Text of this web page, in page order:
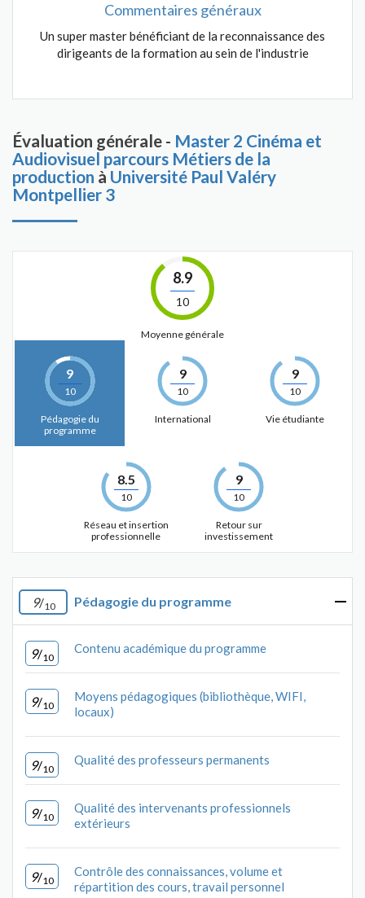
Commentaires généraux
Un super master bénéficiant de la reconnaissance des
dirigeants de la formation au sein de l'industrie
Évaluation générale - Master 2 Cinéma et
Audiovisuel parcours Métiers de la
production à Université Paul Valéry
Montpellier 3
8.9
10
Moyenne générale
9
10
Pédagogie du
programme
9
10
International
9
10
Vie étudiante
8.5
10
Réseau et insertion
professionnelle
9
10
Retour sur
investissement
9/10 Pédagogie du programme
9/10
Contenu académique du programme
9/10
Moyens pédagogiques (bibliothèque, WIFI,
locaux)
9/10
Qualité des professeurs permanents
9/10
Qualité des intervenants professionnels
extérieurs
9/10
Contrôle des connaissances, volume et
répartition des cours, travail personnel